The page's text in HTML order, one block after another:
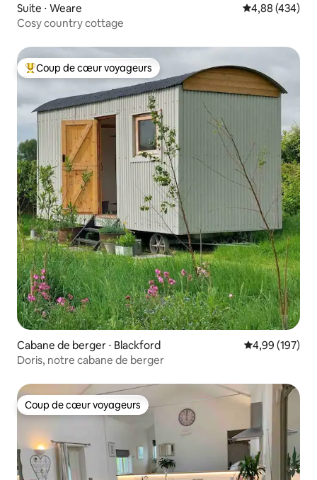
Suite ⋅ Weare Évaluation
4,88 (434)
Cosy country cottage
Coups de cœur voyageurs les plus appréciés
Coup de cœur voyageurs
Cabane de berger ⋅ Blackford Évaluation
4,99 (197)
Doris, notre cabane de berger
Coup de cœur voyageurs
Coup de cœur voyageurs